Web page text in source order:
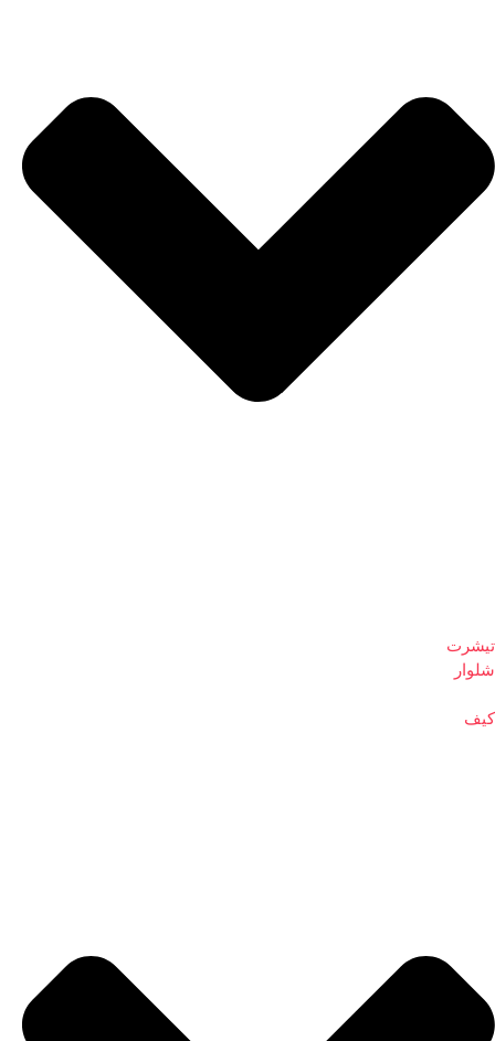
تیشرت
شلوار
کیف